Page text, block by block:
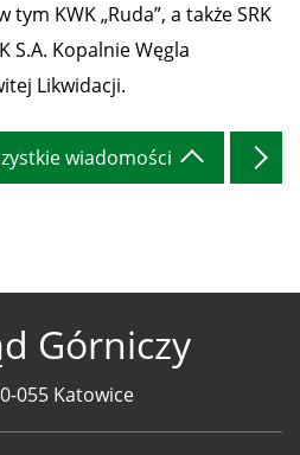
tym KWK „Ruda”, a także SRK
S.A. Kopalnie Węgla
Likwidacji.
wiadomości
Górniczy
055 Katowice